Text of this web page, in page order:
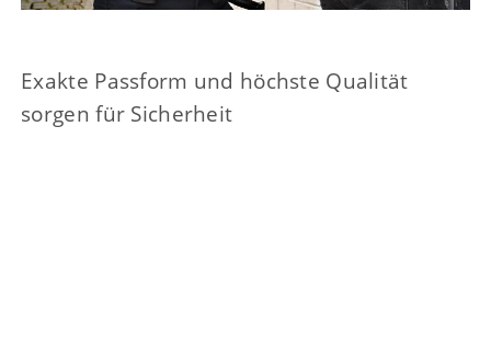
Exakte Passform und höchste Qualität
sorgen für Sicherheit